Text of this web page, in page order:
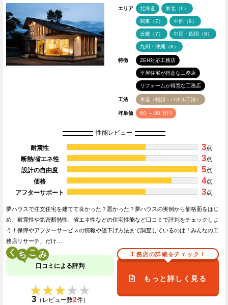
エリア 北海道 東北（6）
関東（7） 中部（9）
近畿（7） 中国・四国（9）
九州・沖縄（8）
特徴 ZEH対応工務店
平屋住宅が得意な工務店
リフォームが得意な工務店
工法 木造（軸組・パネル工法）
坪単価 60 ～ 80 万円
性能レビュー
耐震性 3点
断熱/省エネ性
3点
設計の自由度
5点
価格
4点
アフターサポート
3点
夢ハウスで注文住宅を建てて良かった？悪かった？夢ハウスの実例から価格面をはじ
め、耐震性や気密断熱性、省エネ性などの住宅性能など口コミで評判をチェックしよ
う！保障やアフターサービスの情報や値下げ方法まで調査しているのは「みんなの工
務店リサーチ」だけ…
く こ
口コミによる評判
★★★★★
★★★★★
3（レビュー数2件）
工務店の詳細をチェック！
もっと詳しく見る